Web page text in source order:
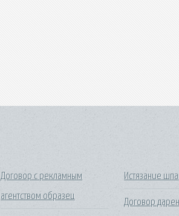
Договор с рекламным
агентством образец
Истязание
Договор